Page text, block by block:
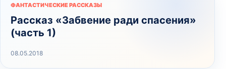
ФАНТАСТИЧЕСКИЕ РАССКАЗЫ
Рассказ «Забвение ради спасения»
(часть 1)
08.05.2018